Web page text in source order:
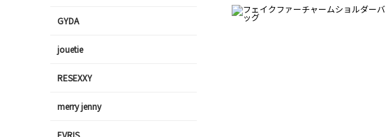
GYDA
jouetie
RESEXXY
merry jenny
EVRIS